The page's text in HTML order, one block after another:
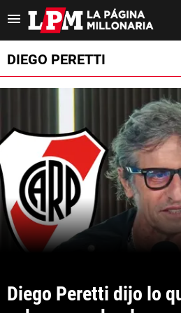
Es tendencia: Francisco Ortega River
ULTIMAS NOTICIAS
TORNEO CLAUSURA
SUDAMERICANA
MERCADO DE PASES
FIXTURE
OPINIÓN
DIEGO PERETTI
Diego Peretti dijo lo